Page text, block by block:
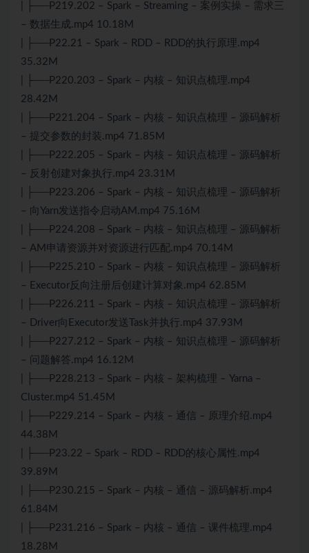
| ├──P219.202 – Spark – Streaming – 案例实操 – 需求三
– 数据生成.mp4 10.18M
| ├──P22.21 – Spark – RDD – RDD的执行原理.mp4
35.32M
| ├──P220.203 – Spark – 内核 – 知识点梳理.mp4
28.42M
| ├──P221.204 – Spark – 内核 – 知识点梳理 – 源码解析
– 提交参数的封装.mp4 71.85M
| ├──P222.205 – Spark – 内核 – 知识点梳理 – 源码解析
– 反射创建对象执行.mp4 23.31M
| ├──P223.206 – Spark – 内核 – 知识点梳理 – 源码解析
– 向Yarn发送指令启动AM.mp4 75.16M
| ├──P224.208 – Spark – 内核 – 知识点梳理 – 源码解析
– AM申请资源并对资源进行匹配.mp4 70.14M
| ├──P225.210 – Spark – 内核 – 知识点梳理 – 源码解析
– Executor反向注册后创建计算对象.mp4 62.85M
| ├──P226.211 – Spark – 内核 – 知识点梳理 – 源码解析
– Driver向Executor发送Task并执行.mp4 37.93M
| ├──P227.212 – Spark – 内核 – 知识点梳理 – 源码解析
– 问题解答.mp4 16.12M
| ├──P228.213 – Spark – 内核 – 架构梳理 – Yarna –
Cluster.mp4 51.45M
| ├──P229.214 – Spark – 内核 – 通信 – 原理介绍.mp4
44.38M
| ├──P23.22 – Spark – RDD – RDD的核心属性.mp4
39.89M
| ├──P230.215 – Spark – 内核 – 通信 – 源码解析.mp4
61.84M
| ├──P231.216 – Spark – 内核 – 通信 – 课件梳理.mp4
18.28M